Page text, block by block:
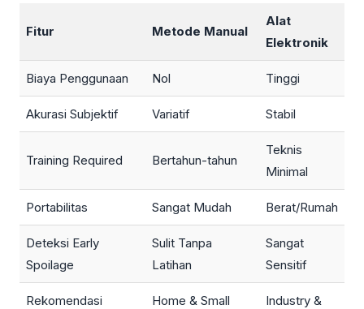
Fitur Metode Manual
Alat
Elektronik
Biaya Penggunaan Nol Tinggi
Akurasi Subjektif Variatif Stabil
Training Required Bertahun-tahun
Teknis
Minimal
Portabilitas Sangat Mudah Berat/Rumah
Deteksi Early
Spoilage
Sulit Tanpa
Latihan
Sangat
Sensitif
Rekomendasi
Home & Small
Industry &